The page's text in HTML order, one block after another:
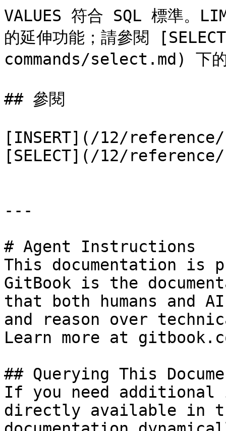
VALUES 符合 SQL 標準。
的延伸功能；請參閱
commands/select.md) 下
## 參閱
[INSERT](/12/
[SELECT](/12/
---
# Agent Instructions
This documentation is
GitBook is the
that both humans and
and reason over
Learn more at
## Querying This
If you need
directly available in